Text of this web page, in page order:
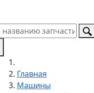
Главная
Машины